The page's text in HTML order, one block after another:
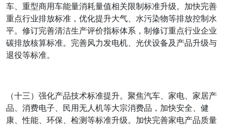
车、重型商用车能量消耗量值相关限制标准升级。加快完善
重点行业排放标准，优化提升大气、水污染物等排放控制水
平。修订完善清洁生产评价指标体系，制修订重点行业企业
碳排放核算标准。完善风力发电机、光伏设备及产品升级与
退役等标准。
（十三）强化产品技术标准提升。聚焦汽车、家电、家居产
品、消费电子、民用无人机等大宗消费品，加快安全、健
康、性能、环保、检测等标准升级。加快完善家电产品质量